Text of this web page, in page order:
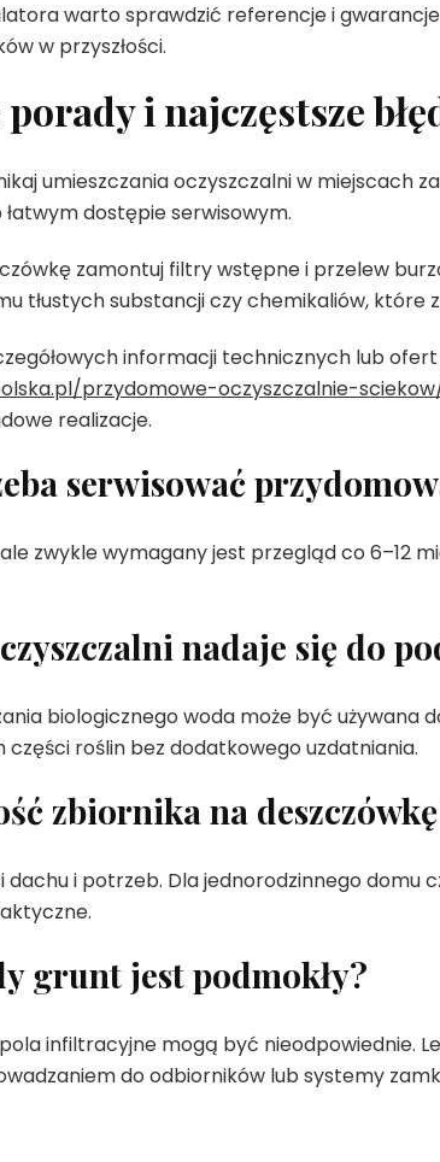
warto sprawdzić referencje i
w przyszłości.
i najczęstsze
umieszczania oczyszczalni w miejscach
dostępie serwisowym.
zamontuj filtry wstępne i przelew
tłustych substancji czy chemikaliów, które
informacji technicznych lub
przydomowe-oczyszczalnie-
realizacje.
serwisować
zwykle wymagany jest przegląd co 6–12
nadaje się do
biologicznego woda może być używana
części roślin bez dodatkowego uzdatniania.
zbiornika na
dachu i potrzeb. Dla jednorodzinnego domu
grunt jest podmokły?
infiltracyjne mogą być nieodpowiednie.
do odbiorników lub systemy